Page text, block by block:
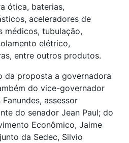
ótica, baterias,
aceleradores de
médicos, tubulação,
elétrico,
entre outros produtos.
da proposta a governadora
do vice-governador
assessor
do senador Jean Paul; do
Econômico, Jaime
da Sedec, Silvio